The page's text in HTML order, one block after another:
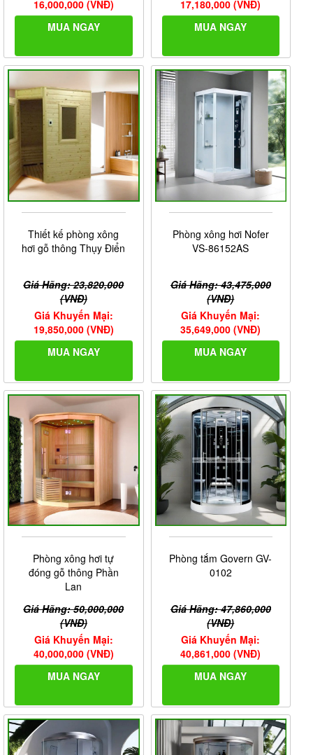
16,000,000 (VNĐ)
MUA NGAY
17,180,000 (VNĐ)
MUA NGAY
Thiết kế phòng xông
hơi gỗ thông Thụy Điển
Giá Hãng: 23,820,000
(VNĐ)
Giá Khuyến Mại:
19,850,000 (VNĐ)
MUA NGAY
Phòng xông hơi Nofer
VS-86152AS
Giá Hãng: 43,475,000
(VNĐ)
Giá Khuyến Mại:
35,649,000 (VNĐ)
MUA NGAY
Phòng xông hơi tự
đóng gỗ thông Phần
Lan
Giá Hãng: 50,000,000
(VNĐ)
Giá Khuyến Mại:
40,000,000 (VNĐ)
MUA NGAY
Phòng tắm Govern GV-
0102
Giá Hãng: 47,860,000
(VNĐ)
Giá Khuyến Mại:
40,861,000 (VNĐ)
MUA NGAY